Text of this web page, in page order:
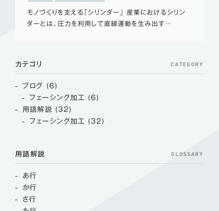
モノづくりを支える「シリンダー」 産業におけるシリン
ダーとは、圧力を利用して直線運動を生み出す…
カテゴリ CATEGORY
ブログ (6)
フェーシング加工 (6)
用語解説 (32)
フェーシング加工 (32)
用語解説 GLOSSARY
あ行
か行
さ行